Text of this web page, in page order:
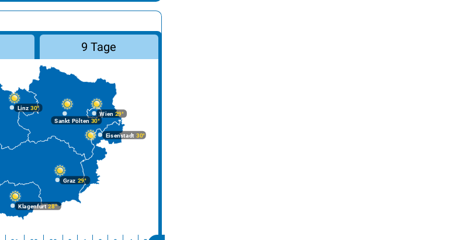
9 Tage
Graz 29°
Klagenfurt28°
Linz 30°
Wien 29°
Eisenstadt 30°
Sankt Pölten 30°